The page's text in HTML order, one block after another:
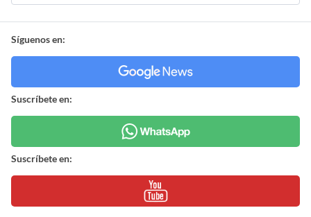
Síguenos en:
Suscríbete en:
Suscríbete en: